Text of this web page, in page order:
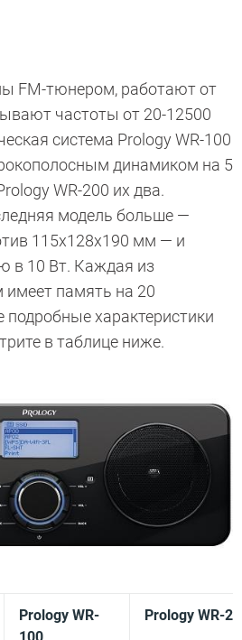
FM-тюнером, работают от
частоты от 20-12500
система Prology WR-100
динамиком на 5
WR-200 их два.
модель больше —
115х128х190 мм — и
в 10 Вт. Каждая из
имеет память на 20
подробные характеристики
в таблице ниже.
Prology WR-
Prology WR-